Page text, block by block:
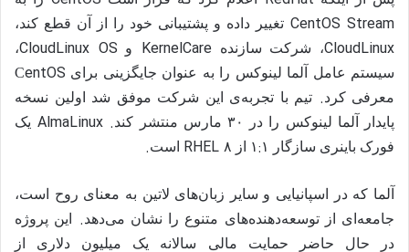
CentOS Stream تغییر داده و پشتیبانی خود را از آن قطع کند،
CloudLinux، شرکت سازنده KernelCare و CloudLinux OS،
سیستم عامل آلما لینوکس را به عنوان جایگزینی برای C entOS
معرفی کرد. تیم با تجربه‌ی این شرکت موفق شد اولین نسخه
پایدار آلما لینوکس را در
۳۰مارس منتشر کند. AlmaLinux
یک
فورک باینری سازگار
۱:۱ از RHEL ۸ است.
آلما که در اسپانیایی و سایر زبان‌های لاتین به معنای روح است،
جامعه‌ای از توسعه‌دهنده‌های متنوع را نشان می‌دهد.
این پروژه
در حال حاضر حمایت مالی سالانه یک میلیون دلاری از